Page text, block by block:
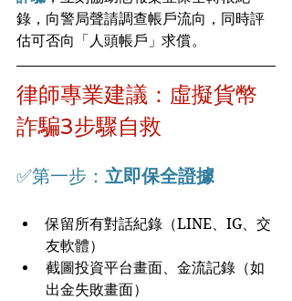
錄，向警局聲請調查帳戶流向，同時評
估可否向「人頭帳戶」求償。
律師專業建議：虛擬貨幣
詐騙3步驟自救
✅第一步： 立即保全證據
保留所有對話紀錄（LINE、IG、交
友軟體）
截圖投資平台畫面、金流記錄（如
出金失敗畫面）